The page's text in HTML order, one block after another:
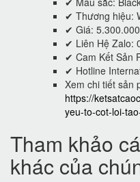
✔ Thương hiệu:
✔ Giá:
✔ Liên Hệ Zalo:
✔ Cam Kết Sản
✔ Hotline
Xem chi tiết sản
https://
yeu-to-cot-loi-
Tham khảo
khác của